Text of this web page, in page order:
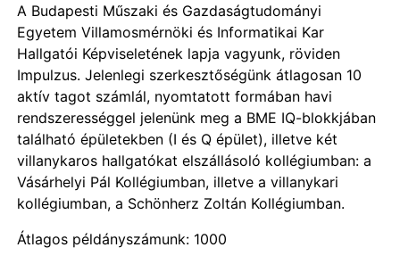
A Budapesti Műszaki és Gazdaságtudományi
Egyetem Villamosmérnöki és Informatikai Kar
Hallgatói Képviseletének lapja vagyunk, röviden
Impulzus. Jelenlegi szerkesztőségünk átlagosan 10
aktív tagot számlál, nyomtatott formában havi
rendszerességgel jelenünk meg a BME IQ-blokkjában
található épületekben (I és Q épület), illetve két
villanykaros hallgatókat elszállásoló kollégiumban: a
Vásárhelyi Pál Kollégiumban, illetve a villanykari
kollégiumban, a Schönherz Zoltán Kollégiumban.
Átlagos példányszámunk: 1000